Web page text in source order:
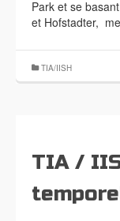
Park et se
et Hofstadter,
TIA/IISH
TIA /